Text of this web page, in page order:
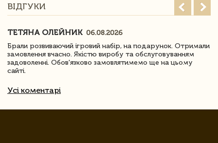
ВІДГУКИ
ТЕТЯНА ОЛЕЙНИК 06.08.2026
Брали розвиваючий ігровий набір, на подарунок. Отримали
замовлення вчасно. Якістю виробу та обслуговуванням
задоволенні. Обов'язково замовлятимемо ще на цьому
сайті.
Усі коментарі